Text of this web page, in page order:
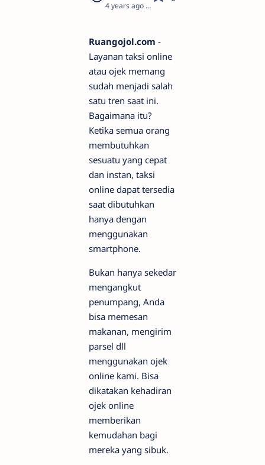
4 years ago 3
Ruangojol.com -
Layanan taksi online
atau ojek memang
sudah menjadi salah
satu tren saat ini.
Bagaimana itu?
Ketika semua orang
membutuhkan
sesuatu yang cepat
dan instan, taksi
online dapat tersedia
saat dibutuhkan
hanya dengan
menggunakan
smartphone.
Bukan hanya sekedar
mengangkut
penumpang, Anda
bisa memesan
makanan, mengirim
parsel dll
menggunakan ojek
online kami. Bisa
dikatakan kehadiran
ojek online
memberikan
kemudahan bagi
mereka yang sibuk.